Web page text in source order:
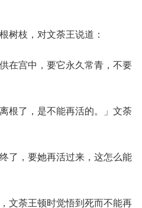
枝，对文荼王说道：
宫中，要它永久常青，不要
了，是不能再活的。」文荼
，要她再活过来，这怎么能
荼王顿时觉悟到死而不能再